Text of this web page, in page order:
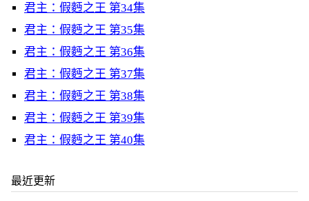
君主：假麪之王 第34集
君主：假麪之王 第35集
君主：假麪之王 第36集
君主：假麪之王 第37集
君主：假麪之王 第38集
君主：假麪之王 第39集
君主：假麪之王 第40集
最近更新